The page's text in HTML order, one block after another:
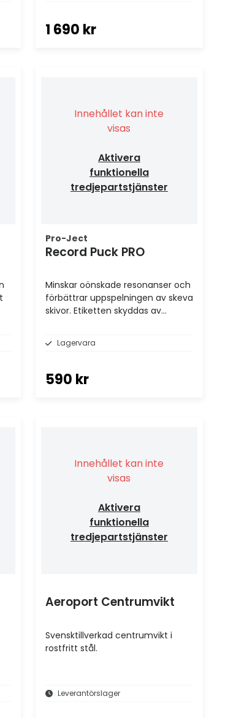
1 690 kr
Innehållet kan inte
visas
Aktivera
funktionella
tredjepartstjänster
Pro-Ject
Record Puck PRO
Minskar oönskade resonanser och
förbättrar uppspelningen av skeva
skivor. Etiketten skyddas av
Lagervara
590 kr
Innehållet kan inte
visas
Aktivera
funktionella
tredjepartstjänster
Aeroport Centrumvikt
Svensktillverkad centrumvikt i
rostfritt stål.
Leverantörslager